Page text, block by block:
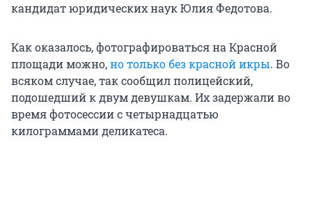
кандидат юридических наук Юлия Федотова.
Как оказалось, фотографироваться на Красной
площади можно,но только без красной икры. Во
всяком случае, так сообщил полицейский,
подошедший к двум девушкам. Их задержали во
время фотосессии с четырнадцатью
килограммами деликатеса.